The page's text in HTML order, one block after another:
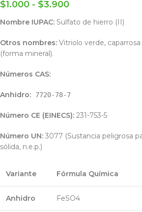
$1.000 - $3.900
Nombre IUPAC: Sulfato de hierro (II)
Otros nombres: Vitriolo verde,
(forma mineral).
Números CAS:
Anhidro: 7720-78-7
Número CE (EINECS): 231-753-5
Número UN: 3077 (Sustancia peligrosa
sólida, n.e.p.)
Variante Fórmula Química
Anhidro FeSO4